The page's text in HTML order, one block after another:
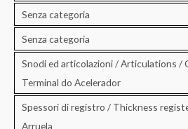
Senza categoria
Senza categoria
Snodi ed articolazioni / Articulations /
Terminal do Acelerador
Spessori di registro / Thickness
Arruela